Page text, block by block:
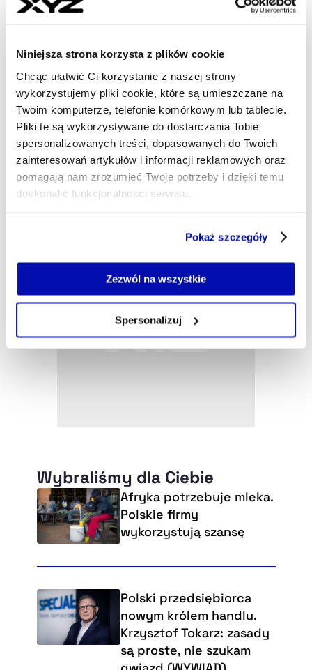
Niniejsza strona korzysta z plików cookie
Chcąc ułatwić Ci korzystanie z naszej strony
wykorzystujemy pliki cookie, które są umieszczane na
Twoim komputerze, telefonie komórkowym lub tablecie.
Pliki te są wykorzystywane do dostarczania Tobie
spersonalizowanych treści, dopasowanych do Twoich
zainteresowań artykułów i informacji reklamowych oraz
pomagają nam zrozumieć Twoje potrzeby i dzięki temu
doskonalić funkcjonalności serwisu.
Jeżeli nie wyrażasz zgody na zapisywanie plików cookie,
możesz łatwo zarządzać swoimi uprawnieniami, np. we
własnej przeglądarce internetowej lub po wybraniu opcji
Pokaż szczegóły
Zezwól na wszystkie
Spersonalizuj
Wybraliśmy dla Ciebie
Afryka potrzebuje mleka.
Polskie firmy
wykorzystują szansę
Polski przedsiębiorca
nowym królem handlu.
Krzysztof Tokarz: zasady
są proste, nie szukam
Dziennikarka
Monitoruję tematy istotne dla sektorów:
spożywczego, HoReCa i beauty. Poza tym
zapraszam na podcast z misją psychoedukacyjną,
w którym z zaproszonymi gośćmi będę rozmawiać
m. in. o emocjach, uczuciach i nastrojach. W
wolnym czasie chodzę na koncerty i treningi albo
słucham podcastów.
magdalena.brzozka@xyz.pl